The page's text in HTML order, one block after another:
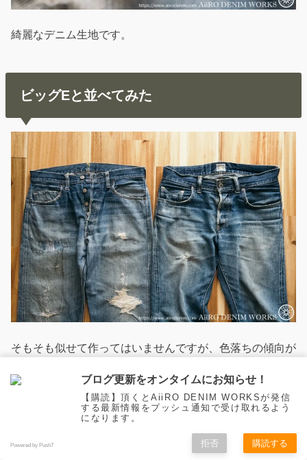
綺麗なデニム生地です。
ビッグEと並べてみた
そもそも似せて作ってはいませんですが、色落ちの傾向が
E（左）と並べて撮影。
これからも必要に応じてリペアしながら、このビッグEく
らいまで穿きこみをしたいところです。
ブログ更新をオンタイムにお知らせ！
【購読】頂くとAiiRO DENIM WORKSが発信
する最新情報をプッシュ通知で受け取れるよう
になります。
Powered by Push7 拒否 購読する